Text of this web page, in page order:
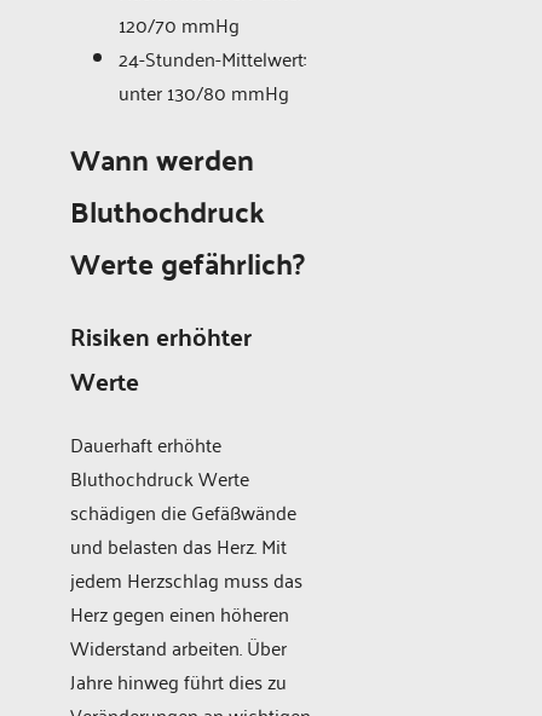
120/70 mmHg
24-Stunden-Mittelwert:
unter 130/80 mmHg
Wann werden
Bluthochdruck
Werte gefährlich?
Risiken erhöhter
Werte
Dauerhaft erhöhte
Bluthochdruck Werte
schädigen die Gefäßwände
und belasten das Herz. Mit
jedem Herzschlag muss das
Herz gegen einen höheren
Widerstand arbeiten. Über
Jahre hinweg führt dies zu